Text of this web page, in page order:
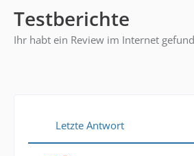
Testberichte
Ihr habt ein Review im Internet
Letzte Antwort